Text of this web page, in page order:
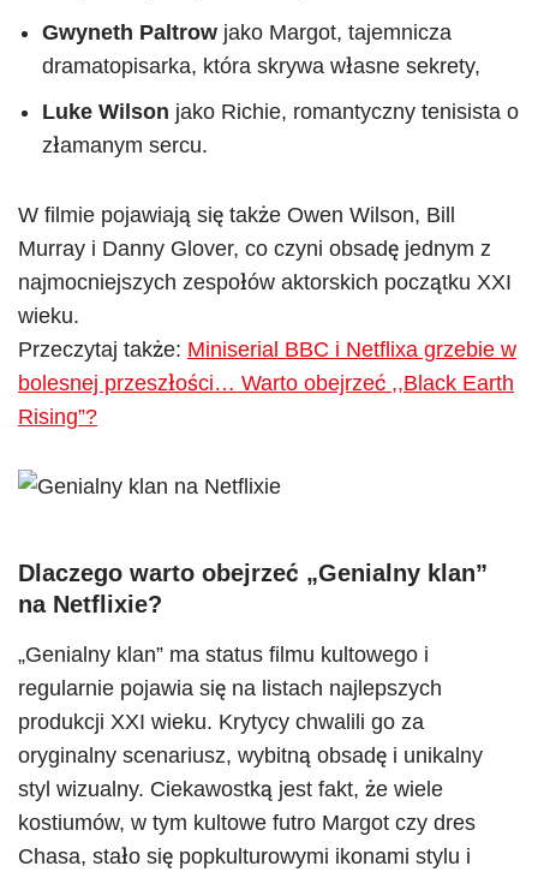
Gwyneth Paltrow jako Margot, tajemnicza
dramatopisarka, która skrywa własne sekrety,
Luke Wilson jako Richie, romantyczny tenisista o
złamanym sercu.
W filmie pojawiają się także Owen Wilson, Bill
Murray i Danny Glover, co czyni obsadę jednym z
najmocniejszych zespołów aktorskich początku XXI
wieku.
Przeczytaj także: Miniserial BBC i Netflixa grzebie w
bolesnej przeszłości… Warto obejrzeć ,,Black Earth
Rising”?
Dlaczego warto obejrzeć „Genialny klan”
na Netflixie?
„Genialny klan” ma status filmu kultowego i
regularnie pojawia się na listach najlepszych
produkcji XXI wieku. Krytycy chwalili go za
oryginalny scenariusz, wybitną obsadę i unikalny
styl wizualny. Ciekawostką jest fakt, że wiele
kostiumów, w tym kultowe futro Margot czy dres
Chasa, stało się popkulturowymi ikonami stylu i